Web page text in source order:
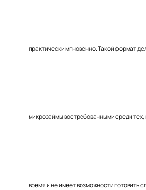
практически мгновенно. Такой формат
микрозаймы востребованными среди тех,
время и не имеет возможности готовить